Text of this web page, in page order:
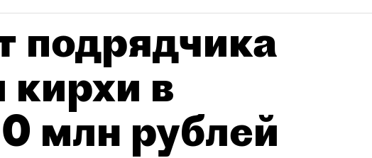
подрядчика
кирхи в
млн рублей